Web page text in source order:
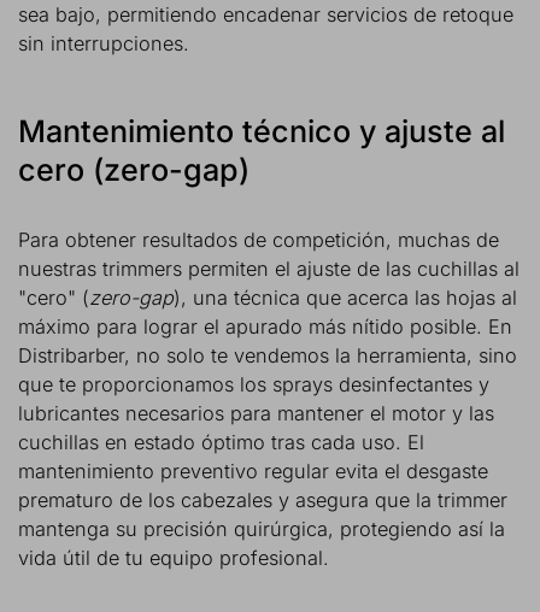
sea bajo, permitiendo encadenar servicios de retoque
sin interrupciones.
Mantenimiento técnico y ajuste al
cero (zero-gap)
Para obtener resultados de competición, muchas de
nuestras trimmers permiten el ajuste de las cuchillas al
"cero" (zero-gap), una técnica que acerca las hojas al
máximo para lograr el apurado más nítido posible. En
Distribarber, no solo te vendemos la herramienta, sino
que te proporcionamos los sprays desinfectantes y
lubricantes necesarios para mantener el motor y las
cuchillas en estado óptimo tras cada uso. El
mantenimiento preventivo regular evita el desgaste
prematuro de los cabezales y asegura que la trimmer
mantenga su precisión quirúrgica, protegiendo así la
vida útil de tu equipo profesional.